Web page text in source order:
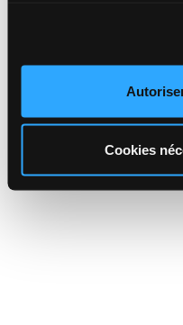
Cookies